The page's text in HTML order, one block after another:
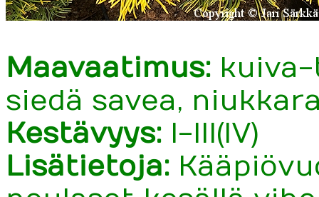
Maavaatimus:
siedä savea,
Kestävyys: I-III(IV)
Lisätietoja: